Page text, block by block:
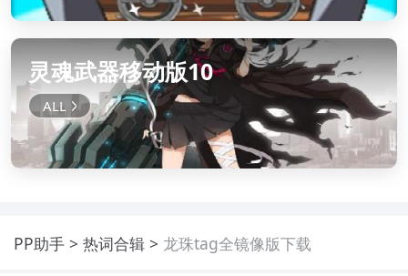
灵魂武器移动版10
PP助手 热词合辑 龙珠tag全镜像版下载